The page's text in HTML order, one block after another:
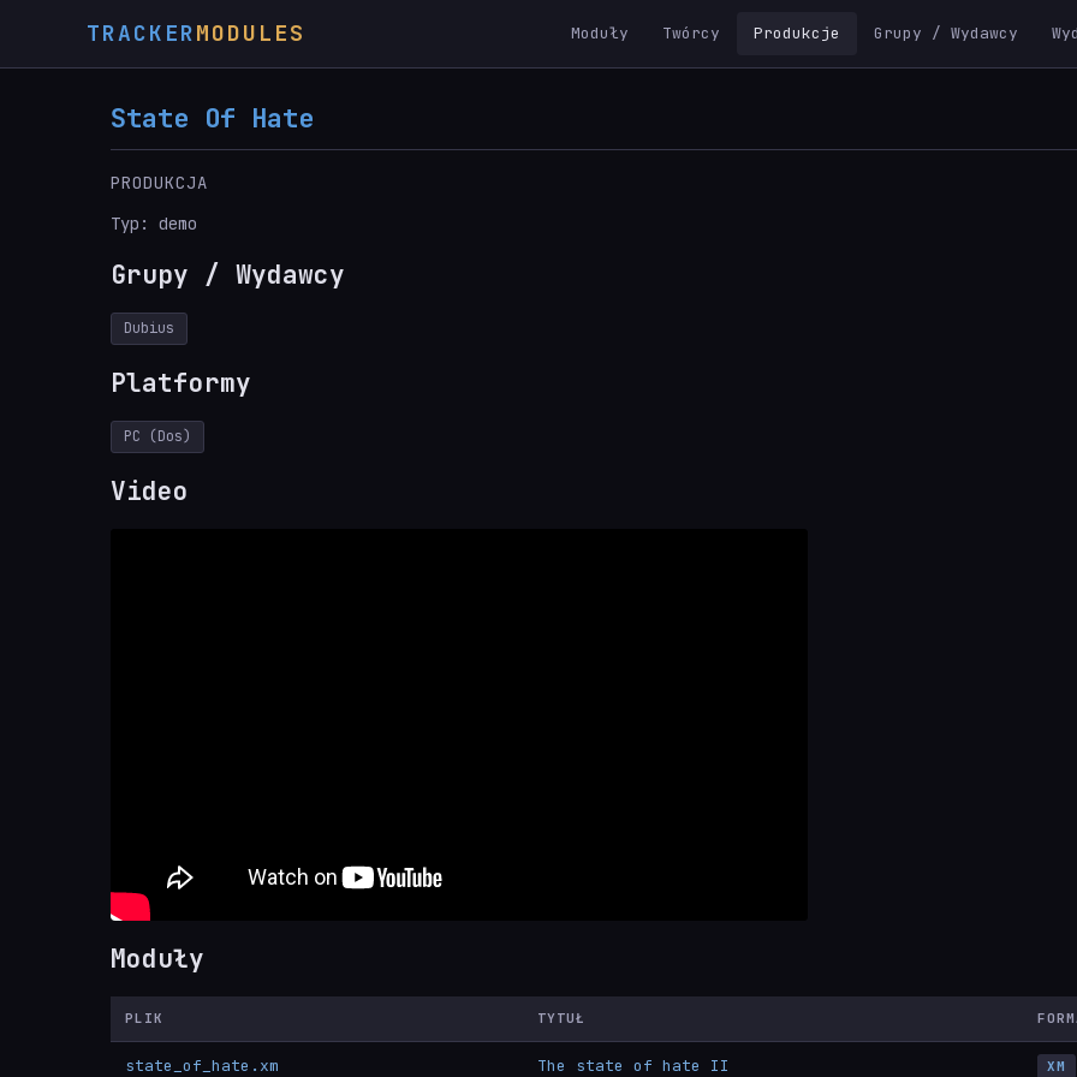
TRACKERMODULES Moduły Twórcy Produkcje Grupy / Wydawcy
State Of Hate
PRODUKCJA
Typ: demo
Grupy / Wydawcy
Dubius
Platformy
PC (Dos)
Video
Moduły
PLIK TYTUŁ
state_of_hate.xm The state of hate II XM